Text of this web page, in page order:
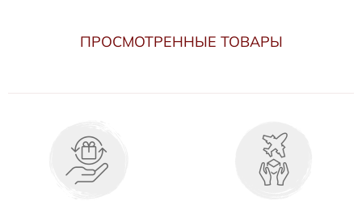
ПРОСМОТРЕННЫЕ ТОВАРЫ